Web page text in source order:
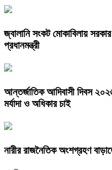
জ্বালানি সংকট মোকাবিলায় সরকার
প্রধানমন্ত্রী
আন্তর্জাতিক আদিবাসী দিবস
মর্যাদা ও অধিকার চাই
নারীর রাজনৈতিক অংশগ্রহণ